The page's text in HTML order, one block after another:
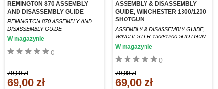
REMINGTON 870 ASSEMBLY
AND DISASSEMBLY GUIDE
REMINGTON 870 ASSEMBLY AND
DISASSEMBLY GUIDE
0
W magazynie
79,00 zł
69,00 zł
ASSEMBLY & DISASSEMBLY
GUIDE, WINCHESTER 1300/1200
SHOTGUN
ASSEMBLY & DISASSEMBLY GUIDE,
WINCHESTER 1300/1200 SHOTGUN
0
W magazynie
79,00 zł
69,00 zł